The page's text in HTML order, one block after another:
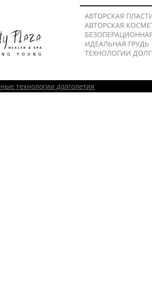
АВТОРСКАЯ
АВТОРСКАЯ
ИДЕАЛЬНАЯ ГРУДЬ
ТЕХНОЛОГИИ
технологии долголетия